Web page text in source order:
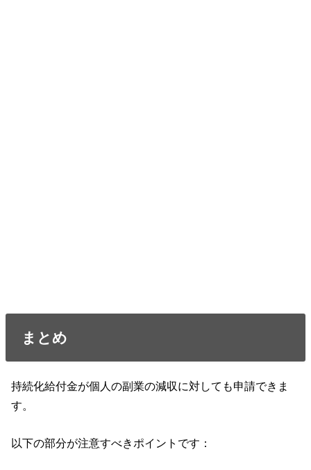
まとめ
持続化給付金が個人の副業の減収に対しても申請できま
す。
以下の部分が注意すべきポイントです：